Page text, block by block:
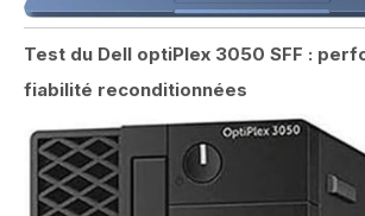
Test du Dell optiPlex 3050 SFF :
fiabilité reconditionnées